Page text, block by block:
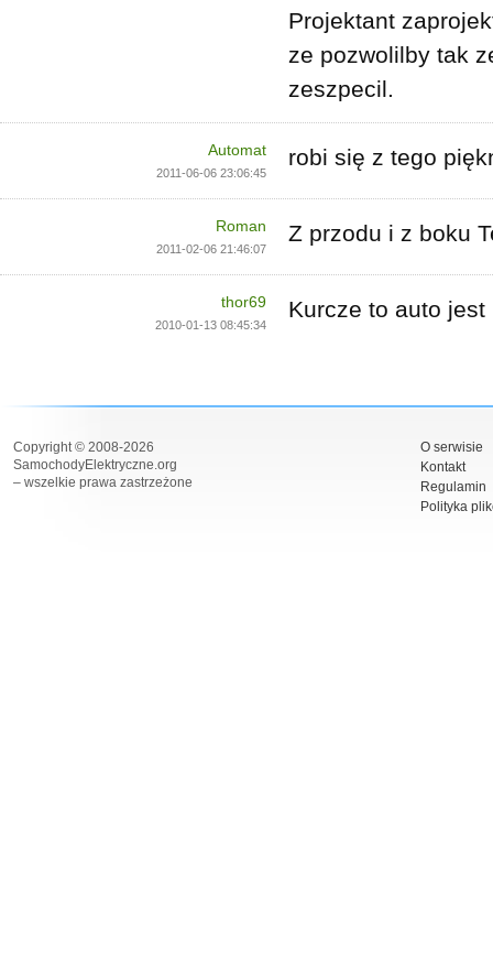
Projektant
ze pozwolilby tak
zeszpecil.
Automat
2011-06-06 23:06:45
robi się z tego
Roman
2011-02-06 21:46:07
Z przodu i z boku
thor69
2010-01-13 08:45:34
Kurcze to auto
Copyright © 2008-2026
SamochodyElektryczne.org
– wszelkie prawa zastrzeżone
O serwisie
Kontakt
Regulamin
Polityka